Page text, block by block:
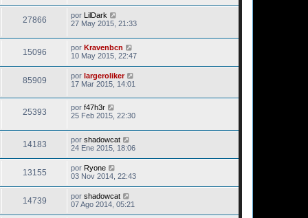
27866 por LilDark
27 May 2015, 21:33
15096 por Kravenbcn
10 May 2015, 22:47
85909 por largeroliker
17 Mar 2015, 14:01
25393 por f47h3r
25 Feb 2015, 22:30
14183 por shadowcat
24 Ene 2015, 18:06
13155 por Ryone
03 Nov 2014, 22:43
14739 por shadowcat
07 Ago 2014, 05:21